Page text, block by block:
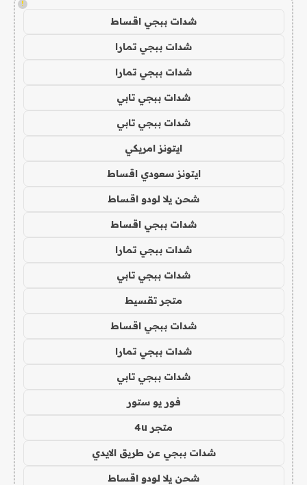
!
شدات ببجي اقساط
شدات ببجي تمارا
شدات ببجي تمارا
شدات ببجي تابي
شدات ببجي تابي
ايتونز امريكي
ايتونز سعودي اقساط
شحن يلا لودو اقساط
شدات ببجي اقساط
شدات ببجي تمارا
شدات ببجي تابي
متجر تقسيط
شدات ببجي اقساط
شدات ببجي تمارا
شدات ببجي تابي
فور يو ستور
متجر 4u
شدات ببجي عن طريق الايدي
شحن يلا لودو اقساط